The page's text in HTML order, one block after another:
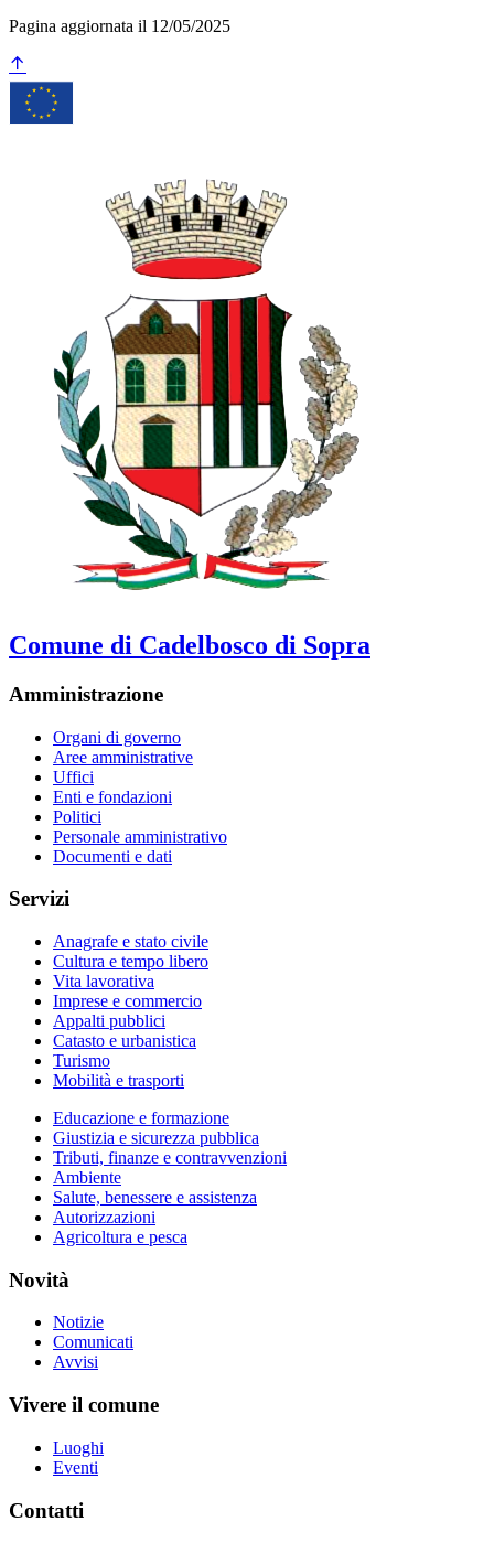
Pagina aggiornata il 12/05/2025
Comune di Cadelbosco di Sopra
Amministrazione
Organi di governo
Aree amministrative
Uffici
Enti e fondazioni
Politici
Personale amministrativo
Documenti e dati
Servizi
Anagrafe e stato civile
Cultura e tempo libero
Vita lavorativa
Imprese e commercio
Appalti pubblici
Catasto e urbanistica
Turismo
Mobilità e trasporti
Educazione e formazione
Giustizia e sicurezza pubblica
Tributi, finanze e contravvenzioni
Ambiente
Salute, benessere e assistenza
Autorizzazioni
Agricoltura e pesca
Novità
Notizie
Comunicati
Avvisi
Vivere il comune
Luoghi
Eventi
Contatti